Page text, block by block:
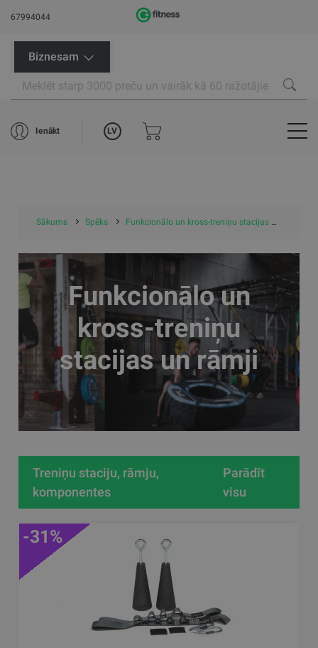
67994044
Biznesam
Ienākt LV
Sākums Spēks Funkcionālo un kross-treniņu stacijas un rāmji
Funkcionālo un
kross-treniņu
stacijas un rāmji
Treniņu staciju, rāmju,
komponentes
Parādīt
visu
-31%